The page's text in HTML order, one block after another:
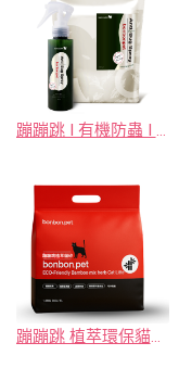
蹦蹦跳 I 有機防蟲 I 防蟲噴霧補充組480ml
蹦蹦跳 植萃環保貓砂/ 鮮竹&艾草(6L/包) 3kg